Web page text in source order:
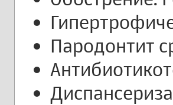
Пародонтит